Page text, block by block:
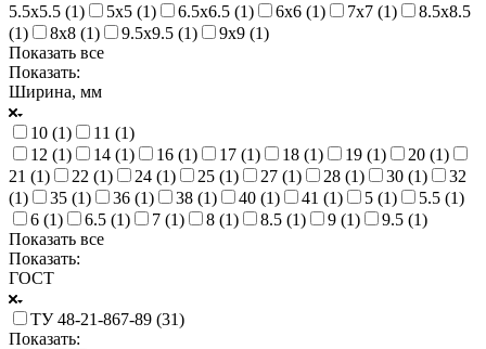
5.5х5.5 (1) 5х5 (1) 6.5х6.5 (1) 6х6 (1) 7х7 (1)
8.5х8.5
(1) 8х8 (1) 9.5х9.5 (1) 9х9 (1)
Показать все
Показать:
Ширина, мм
10 (1) 11 (1)
12 (1) 14 (1) 16 (1) 17 (1) 18 (1) 19 (1) 20 (1)
21 (1) 22 (1) 24 (1) 25 (1) 27 (1) 28 (1) 30 (1)
32
(1) 35 (1) 36 (1) 38 (1) 40 (1) 41 (1) 5 (1) 5.5 (1)
6 (1) 6.5 (1) 7 (1) 8 (1) 8.5 (1) 9 (1) 9.5 (1)
Показать все
Показать:
ГОСТ
ТУ 48-21-867-89 (31)
Показать: